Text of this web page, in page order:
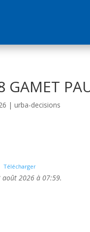
GAMET
| urba-decisions
Télécharger
2026 à 07:59.